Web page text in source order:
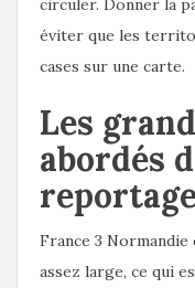
éviter que les
cases sur une carte.
Les
abordés
France 3
assez large, ce qui